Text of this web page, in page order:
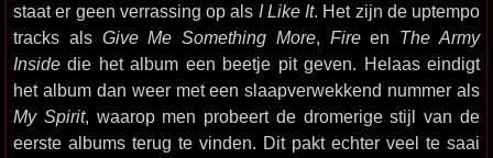
staat er geen verrassing op als I Like It. Het zijn de uptempo
tracks als Give Me Something More, Fireen The Army
Inside die het album een beetje pit geven. Helaas eindigt
het album dan weer met een slaapverwekkend nummer als
My Spirit, waarop men probeert de dromerige stijl van de
eerste albums terug te vinden. Dit pakt echter veel te saai